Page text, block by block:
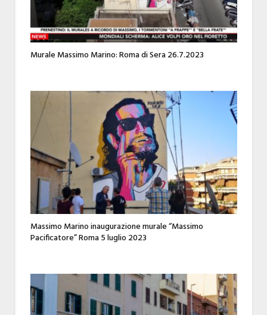
Murale Massimo Marino: Roma di Sera 26.7.2023
Massimo Marino inaugurazione murale “Massimo
Pacificatore” Roma 5 luglio 2023